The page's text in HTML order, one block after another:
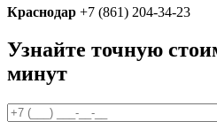
Краснодар +7 (861) 204-34-23
Узнайте точную
минут